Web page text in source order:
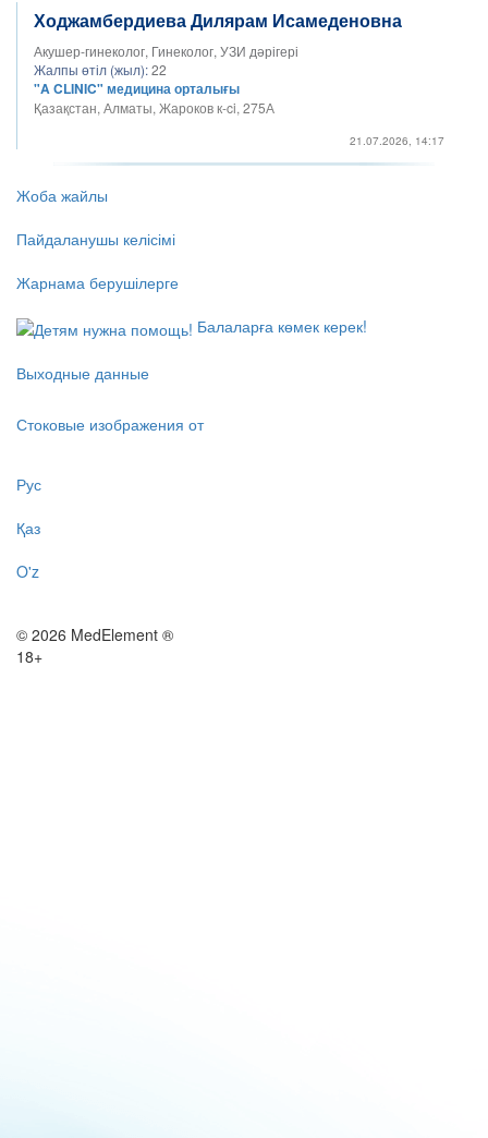
Ходжамбердиева Дилярам Исамеденовна
Акушер-гинеколог, Гинеколог, УЗИ дәрігері
Жалпы өтіл (жыл):22
"A CLINIC" медицина орталығы
Қазақстан, Алматы, Жароков к-ci, 275А
21.07.2026, 14:17
Жоба жайлы
Пайдаланушы келісімі
Жарнама берушілерге
Балаларға көмек керек!
Выходные данные
Стоковые изображения от
Рус
Қаз
O'z
© 2026 MedElement ®
18+